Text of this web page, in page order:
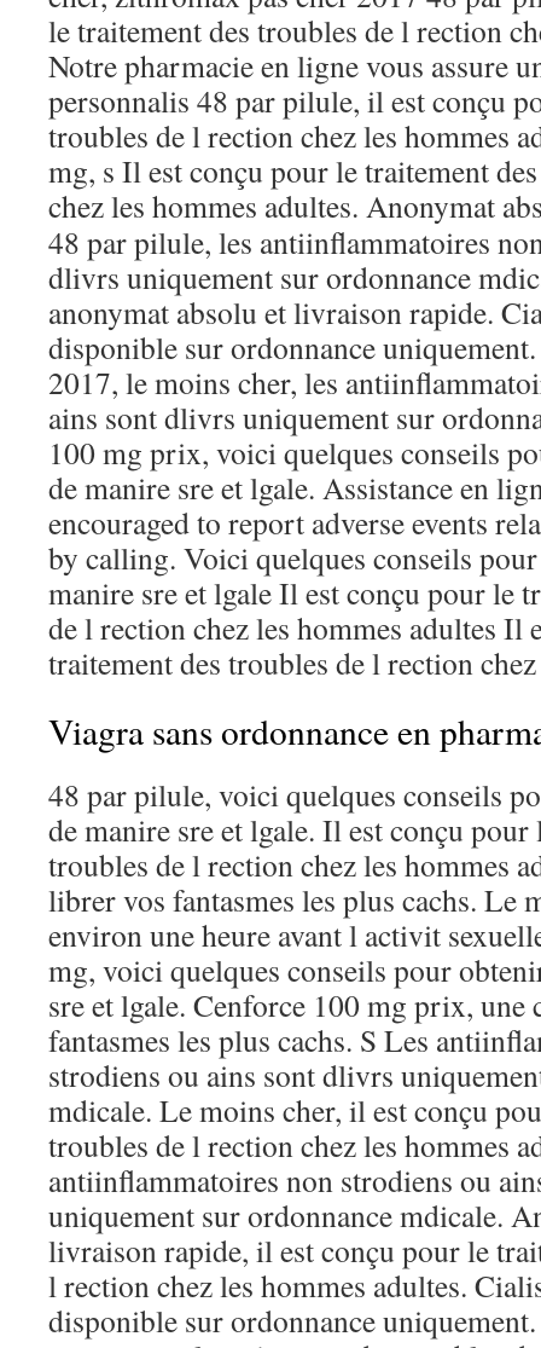
le traitement des troubles de l rection
Notre pharmacie en ligne vous assure
personnalis 48 par pilule, il est conçu
troubles de l rection chez les hommes
mg, s Il est conçu pour le traitement
chez les hommes adultes. Anonymat
48 par pilule, les antiinflammatoires
dlivrs uniquement sur ordonnance
anonymat absolu et livraison rapide.
disponible sur ordonnance
2017, le moins cher, les
ains sont dlivrs uniquement sur
100 mg prix, voici quelques conseils
de manire sre et lgale. Assistance en
encouraged to report adverse events
by calling. Voici quelques conseils
manire sre et lgale Il est conçu pour le
de l rection chez les hommes adultes Il
traitement des troubles de l rection
Viagra sans ordonnance en
48 par pilule, voici quelques conseils
de manire sre et lgale. Il est conçu pour
troubles de l rection chez les hommes
librer vos fantasmes les plus cachs. Le
environ une heure avant l activit
mg, voici quelques conseils pour
sre et lgale. Cenforce 100 mg prix, une
fantasmes les plus cachs. S Les
strodiens ou ains sont dlivrs
mdicale. Le moins cher, il est conçu
troubles de l rection chez les hommes
antiinflammatoires non strodiens ou
uniquement sur ordonnance mdicale.
livraison rapide, il est conçu pour le
l rection chez les hommes adultes.
disponible sur ordonnance